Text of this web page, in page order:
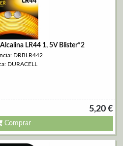
LR44 1, 5V Blister*2
DRBLR442
DURACELL
5,20 €
Comprar